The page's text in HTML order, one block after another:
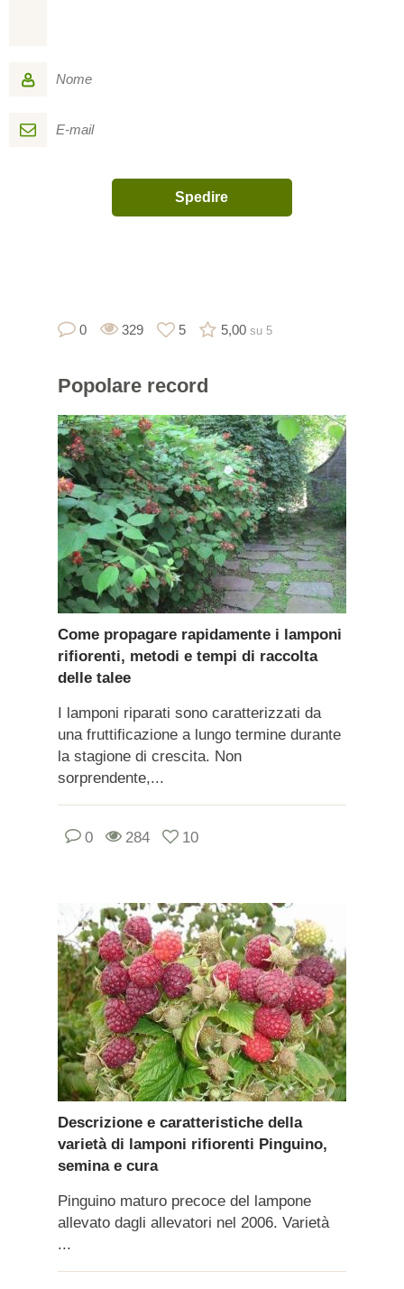
0 329 5 5,00 su 5
Popolarerecord
Come propagare rapidamente i lamponi
rifiorenti, metodi e tempi di raccolta
delle talee
I lamponi riparati sono caratterizzati da
una fruttificazione a lungo termine durante
la stagione di crescita. Non
sorprendente,...
0 284 10
Descrizione e caratteristiche della
varietà di lamponi rifiorenti Pinguino,
semina e cura
Pinguino maturo precoce del lampone
allevato dagli allevatori nel 2006. Varietà
...